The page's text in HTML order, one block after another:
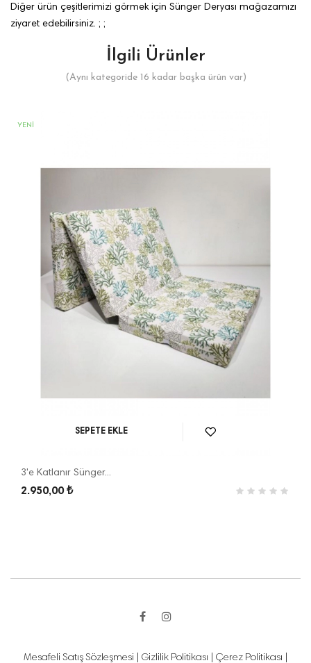
Diğer ürün çeşitlerimizi görmek için Sünger Deryası mağazamızı
ziyaret edebilirsiniz. ; ;
İlgili Ürünler
(Aynı kategoride 16 kadar başka ürün var)
YENI
SEPETE EKLE
3'e Katlanır Sünger...
2.950,00 ₺
Mesafeli Satış Sözleşmesi Gizlilik Politikası Çerez Politikası